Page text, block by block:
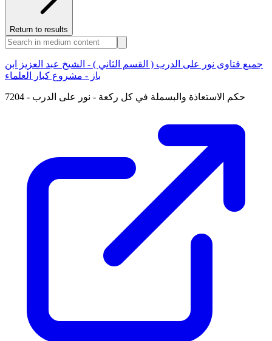
Return to results
جميع فتاوى نور على الدرب ( القسم الثاني ) - الشيخ عبد العزيز ابن
باز - مشروع كبار العلماء
7204 - حكم الاستعاذة والبسملة في كل ركعة - نور على الدرب